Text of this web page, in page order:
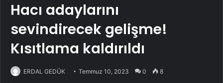
Hacı adaylarını
sevindirecek gelişme!
Kısıtlama kaldırıldı
ERDAL GEDÜK Temmuz 10, 2023 0 8